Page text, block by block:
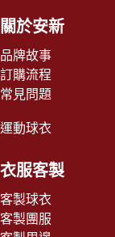
關於安新
品牌故事
訂購流程
常見問題
運動球衣
衣服客製
客製球衣
客製團服